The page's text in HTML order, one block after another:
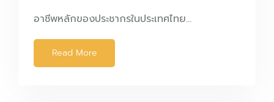
อาชีพหลักของประชากรในประเทศไทย…
Read More